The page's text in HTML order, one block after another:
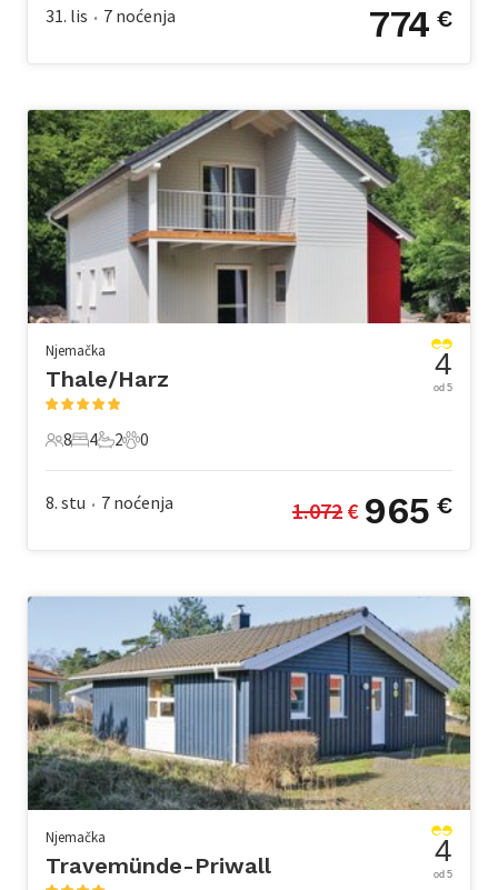
31. lis • 7 noćenja 774 €
Njemačka
Thale/Harz
8 Gosti
8
4 Spavaće sobe
4
2 Kupaonice
2
0 Kućni ljubimac
0
4
od 5
8. stu • 7 noćenja 1.072 € 965 €
Njemačka
Travemünde-Priwall 4
od 5